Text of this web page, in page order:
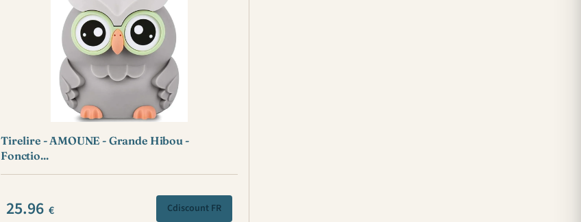
Tirelire - AMOUNE - Grande Hibou -
Fonctio...
25.96 € Cdiscount FR